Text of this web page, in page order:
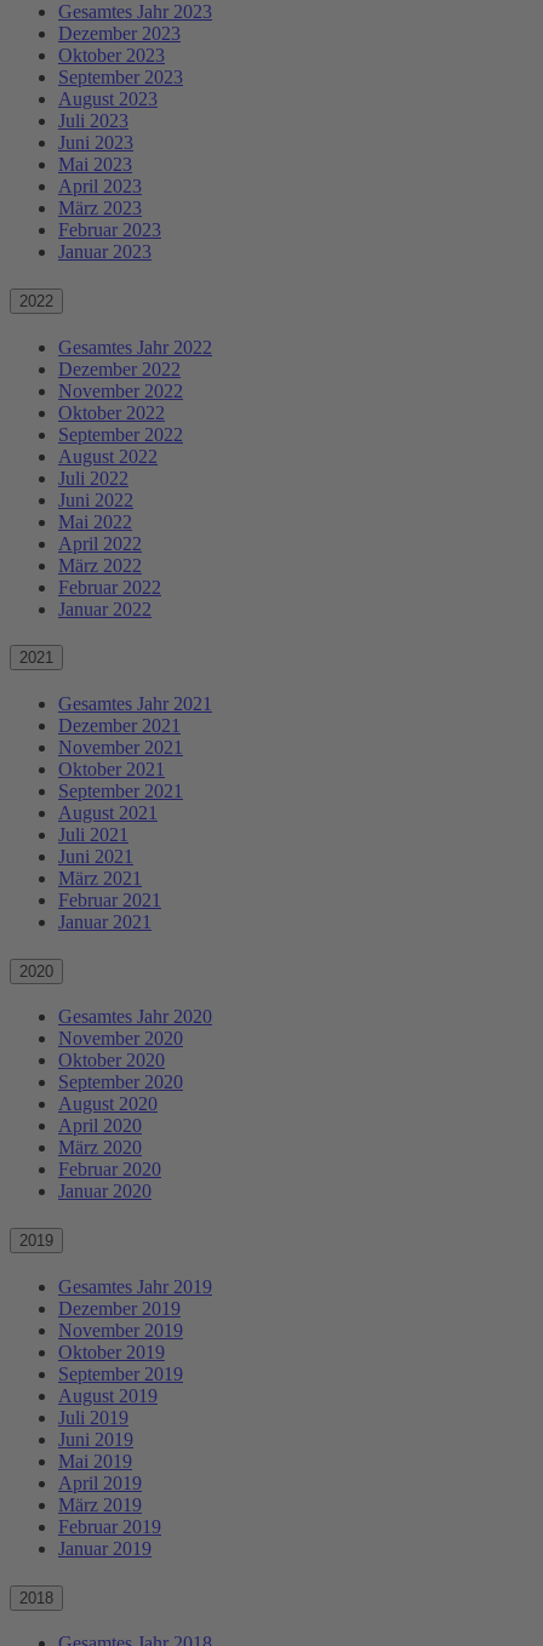
Gesamtes Jahr 2023
Dezember 2023
Oktober 2023
September 2023
August 2023
Juli 2023
Juni 2023
Mai 2023
April 2023
März 2023
Februar 2023
Januar 2023
2022
Gesamtes Jahr 2022
Dezember 2022
November 2022
Oktober 2022
September 2022
August 2022
Juli 2022
Juni 2022
Mai 2022
April 2022
März 2022
Februar 2022
Januar 2022
2021
Gesamtes Jahr 2021
Dezember 2021
November 2021
Oktober 2021
September 2021
August 2021
Juli 2021
Juni 2021
März 2021
Februar 2021
Januar 2021
2020
Gesamtes Jahr 2020
November 2020
Oktober 2020
September 2020
August 2020
April 2020
März 2020
Februar 2020
Januar 2020
2019
Gesamtes Jahr 2019
Dezember 2019
November 2019
Oktober 2019
September 2019
August 2019
Juli 2019
Juni 2019
Mai 2019
April 2019
März 2019
Februar 2019
Januar 2019
2018